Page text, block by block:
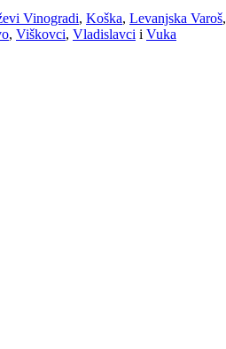
Vinogradi, Koška, Levanjska Varoš,
, Viškovci, Vladislavci i Vuka